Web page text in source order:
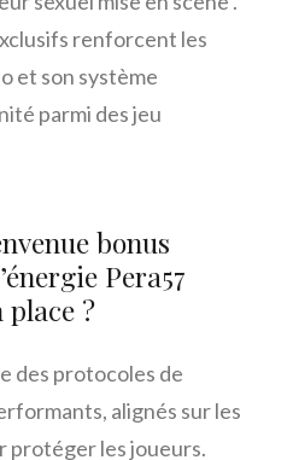
renforcent les
et son système
parmi des jeu
bonus
Pera57
place ?
des protocoles de
alignés sur les
protéger les joueurs.